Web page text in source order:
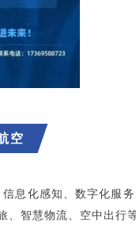
空
息化感知、数字化服
智慧物流、空中出行